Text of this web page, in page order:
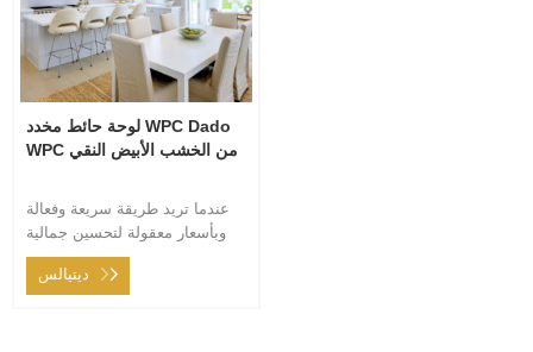
لوحة حائط مخدد WPC Dado
WPC من الخشب الأبيض النقي
عندما تريد طريقة سريعة وفعالة
وبأسعار معقولة لتحسين جمالية
ومتانة الجدران الداخلية لمنزلك ،
فإن مجموعتنا الواسعة من حلول
ديتيالس